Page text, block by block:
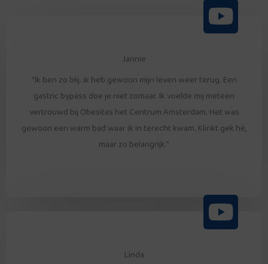
Jannie
“Ik ben zo blij. ik heb gewoon mijn leven weer terug. Een
gastric bypass doe je niet zomaar. Ik voelde mij meteen
vertrouwd bij Obesitas het Centrum Amsterdam. Het was
gewoon een warm bad waar ik in terecht kwam. Klinkt gek hè,
maar zo belangrijk.”
Linda